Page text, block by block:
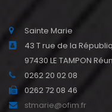
Sainte Marie
43 T rue de la
97430 LE TAMPON
0262 20 02 08
0262 72 08 46
stmarie@ofim.fr